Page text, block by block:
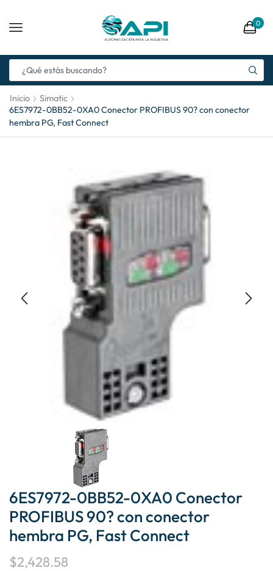
0
Inicio
Simatic
6ES7972-0BB52-0XA0 Conector PROFIBUS 90? con conector
hembra PG, Fast Connect
6ES7972-0BB52-0XA0 Conector
PROFIBUS 90? con conector
hembra PG, Fast Connect
$2,428.58